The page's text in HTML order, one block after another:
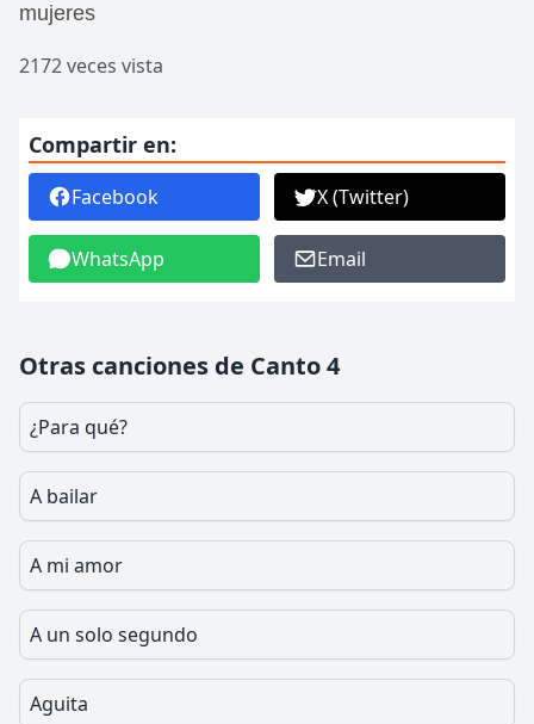
mujeres
2172 veces vista
Compartir en:
Facebook X (Twitter)
WhatsApp Email
Otras canciones de Canto 4
¿Para qué?
A bailar
A mi amor
A un solo segundo
Aguita